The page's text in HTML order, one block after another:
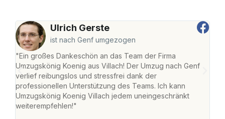
Ulrich Gerste
ist nach Genf umgezogen
"Ein großes Dankeschön an das Team der Firma
Umzugskönig Koenig aus Villach! Der Umzug nach Genf
verlief reibungslos und stressfrei dank der
professionellen Unterstützung des Teams. Ich kann
Umzugskönig Koenig Villach jedem uneingeschränkt
weiterempfehlen!"